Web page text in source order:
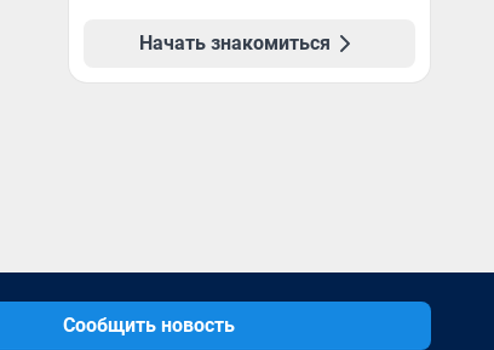
Начать знакомиться
Сообщить новость